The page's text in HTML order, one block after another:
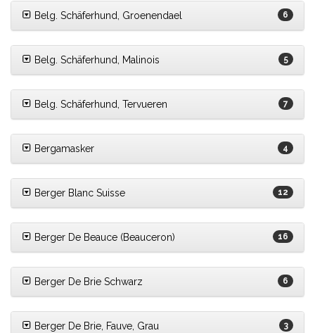
Belg. Schäferhund, Groenendael 6
Belg. Schäferhund, Malinois 5
Belg. Schäferhund, Tervueren 7
Bergamasker 4
Berger Blanc Suisse 12
Berger De Beauce (Beauceron) 16
Berger De Brie Schwarz 6
Berger De Brie, Fauve, Grau 3